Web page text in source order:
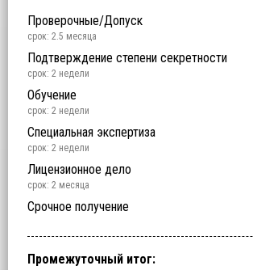
Проверочные/Допуск
срок: 2.5 месяца
Подтверждение степени секретности
срок: 2 недели
Обучение
срок: 2 недели
Специальная экспертиза
срок: 2 недели
Лицензионное дело
срок: 2 месяца
Срочное получение
Промежуточный итог: